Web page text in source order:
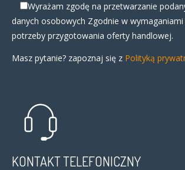
Wyrażam zgodę na przetwarzanie
danych osobowych Zgodnie w wymaganiami
potrzeby przygotowania oferty handlowej.
Masz pytanie? zapoznaj się z Polityką
KONTAKT TELEFONICZNY